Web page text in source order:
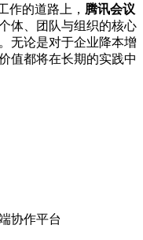
作的道路上， 腾讯会议
体、团队与组织的核心
无论是对于企业降本增
值都将在长期的实践中
协作平台